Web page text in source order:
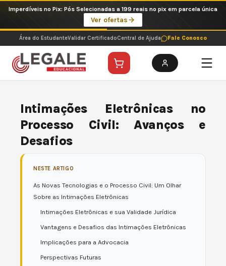
o
conteúdo
Imperdíveis no Pix: Pós Selecionadas a 199 reais no pix em parcela única
Ver ofertas
Área do EstudanteValidar CertificadoCentral de Ajuda Fale Conosco
Intimações Eletrônicas no
Processo Civil: Avanços e
Desafios
NESTE ARTIGO
As Novas Tecnologias e o Processo Civil: Um Olhar
Sobre as Intimações Eletrônicas
Intimações Eletrônicas e sua Validade Jurídica
Vantagens e Desafios das Intimações Eletrônicas
Implicações para a Advocacia
Perspectivas Futuras